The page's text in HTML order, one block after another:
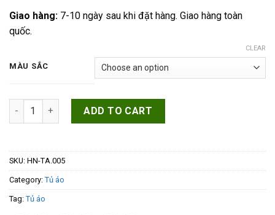
Giao hàng: 7-10 ngày sau khi đặt hàng. Giao hàng toàn
quốc.
MÀU SẮC
CLEAR
Tủ quần áo hiện đại HN-TA.005 quantity
ADD TO CART
SKU: HN-TA.005
Category: Tủ áo
Tag: Tủ áo